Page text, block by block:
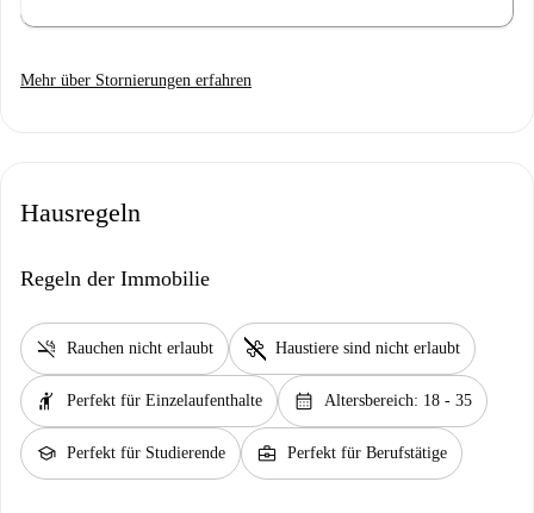
Mehr über Stornierungen erfahren
Hausregeln
Regeln der Immobilie
smoke_free Rauchen nicht erlaubt pet_supplies Haustiere sind nicht erlaubt
hail Perfekt für Einzelaufenthalte calendar_month Altersbereich: 18 - 35
school Perfekt für Studierende business_center Perfekt für Berufstätige